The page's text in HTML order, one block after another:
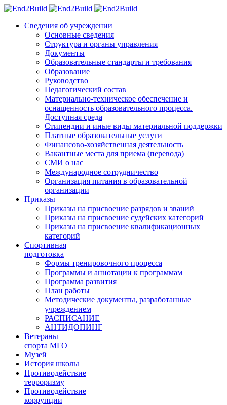
Сведения об учреждении
Основные сведения
Структура и органы управления
Документы
Образовательные стандарты и требования
Образование
Руководство
Педагогический состав
Материально-техническое обеспечение и
оснащенность образовательного процесса.
Доступная среда
Стипендии и иные виды материальной поддержки
Платные образовательные услуги
Финансово-хозяйственная деятельность
Вакантные места для приема (перевода)
СМИ о нас
Международное сотрудничество
Организация питания в образовательной
организации
Приказы
Приказы на присвоение разрядов и званий
Приказы на присвоение судейских категорий
Приказы на присвоение квалификационных
категорий
Спортивная
подготовка
Формы тренировочного процесса
Программы и аннотации к программам
Программа развития
План работы
Методические документы, разработанные
учреждением
РАСПИСАНИЕ
АНТИДОПИНГ
Ветераны
спорта МГО
Музей
История школы
Противодействие
терроризму
Противодействие
коррупции